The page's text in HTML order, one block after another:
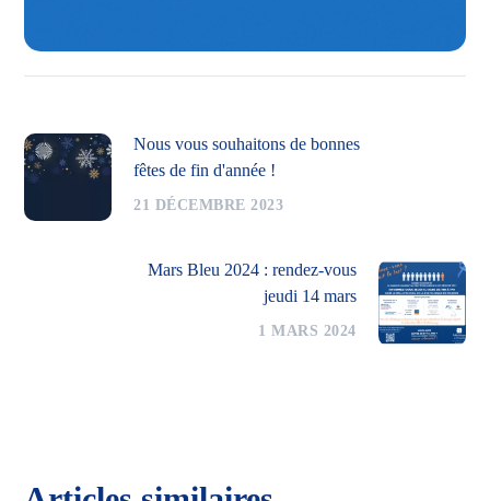
Nous vous souhaitons de bonnes
fêtes de fin d'année !
21 DÉCEMBRE 2023
Mars Bleu 2024 : rendez-vous
jeudi 14 mars
1 MARS 2024